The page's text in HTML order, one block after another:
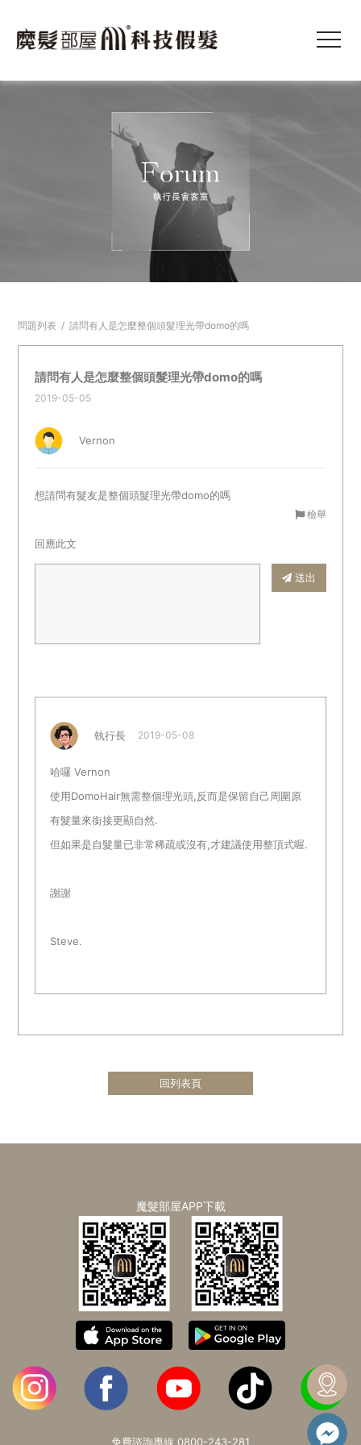
問題列表 / 請問有人是怎麼整個頭髮理光帶domo的嗎
請問有人是怎麼整個頭髮理光帶domo的嗎
2019-05-05
Vernon
想請問有髮友是整個頭髮理光帶domo的嗎
檢舉
回應此文
送出
執行長 2019-05-08
哈囉 Vernon
使用DomoHair無需整個理光頭,反而是保留自己周圍原
有髮量來銜接更顯自然.
但如果是自髮量已非常稀疏或沒有,才建議使用整頂式喔.
謝謝
Steve.
回列表頁
魔髮部屋APP下載
免費諮詢專線 0800-243-281